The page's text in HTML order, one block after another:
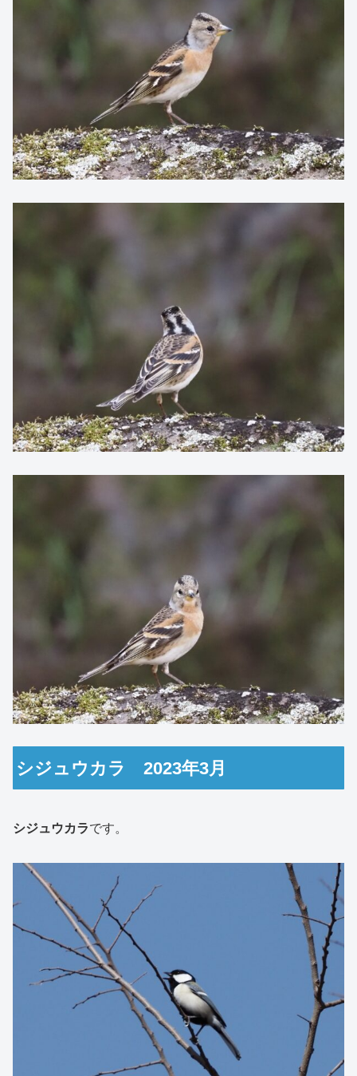
シジュウカラ 2023年3月
シジュウカラです。